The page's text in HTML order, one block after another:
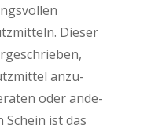
Die­ser
anzu­
oder ande­
Schein ist das